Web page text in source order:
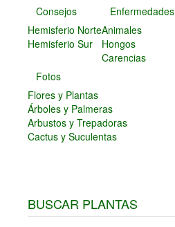
Consejos
Hemisferio Norte
Hemisferio Sur
Enfermedades
Animales
Hongos
Carencias
Fotos
Flores y Plantas
Árboles y Palmeras
Arbustos y Trepadoras
Cactus y Suculentas
BUSCAR PLANTAS